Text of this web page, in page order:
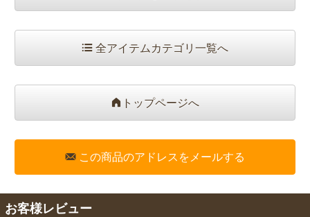
全アイテムカテゴリ一覧へ
トップページへ
この商品のアドレスをメールする
お客様レビュー